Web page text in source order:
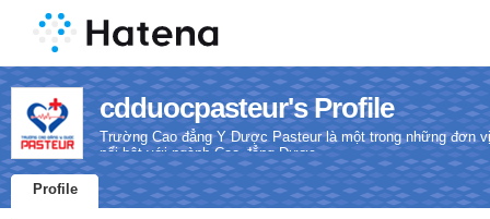
cdduocpasteur's Profile
Trường Cao đẳng Y Dược Pasteur là một trong những đơn
nổi bật với ngành Cao đẳng Dược.
Profile